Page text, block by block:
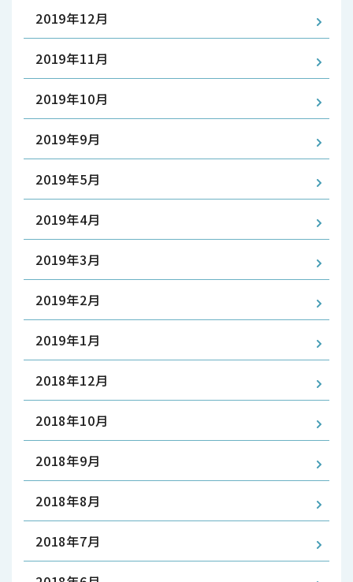
2019年12月
2019年11月
2019年10月
2019年9月
2019年5月
2019年4月
2019年3月
2019年2月
2019年1月
2018年12月
2018年10月
2018年9月
2018年8月
2018年7月